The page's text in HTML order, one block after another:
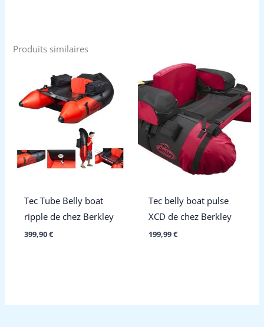
Produits similaires
Tec Tube Belly boat
ripple de chez Berkley
399,90€
Tec belly boat pulse
XCD de chez Berkley
199,99€